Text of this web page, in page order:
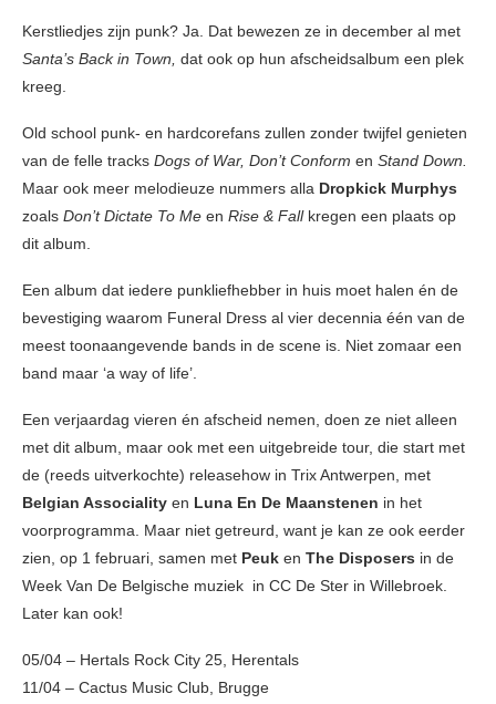
Kerstliedjes zijn punk? Ja. Dat bewezen ze in december al met
Santa’s Back in Town, dat ook op hun afscheidsalbum een plek
kreeg.
Old school punk- en hardcorefans zullen zonder twijfel genieten
van de felle tracks Dogs of War, Don’t Conform en Stand Down.
Maar ook meer melodieuze nummers alla Dropkick Murphys
zoals Don’t Dictate To Me en Rise & Fall kregen een plaats op
dit album.
Een album dat iedere punkliefhebber in huis moet halen én de
bevestiging waarom Funeral Dress al vier decennia één van de
meest toonaangevende bands in de scene is. Niet zomaar een
band maar ‘a way of life’.
Een verjaardag vieren én afscheid nemen, doen ze niet alleen
met dit album, maar ook met een uitgebreide tour, die start met
de (reeds uitverkochte) releasehow in Trix Antwerpen, met
Belgian Associality en Luna En De Maanstenen in het
voorprogramma. Maar niet getreurd, want je kan ze ook eerder
zien, op 1 februari, samen met Peuk en The Disposers in de
Week Van De Belgische muziek in CC De Ster in Willebroek.
Later kan ook!
05/04 – Hertals Rock City 25, Herentals
11/04 – Cactus Music Club, Brugge